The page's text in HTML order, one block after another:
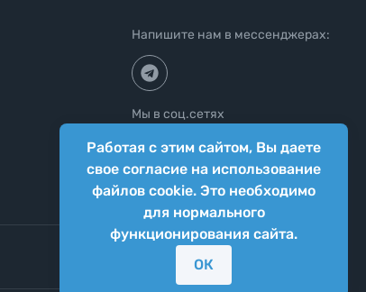
Работая с этим сайтом, Вы даете
свое согласие на использование
файлов cookie. Это необходимо
для нормального
функционирования сайта.
ОК
Напишите нам в мессенджерах:
Мы в соц.сетях